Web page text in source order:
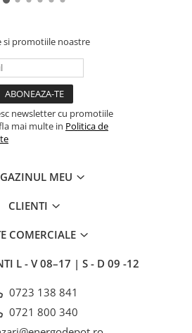
si promotiile noastre
newsletter cu promotiile
mai multe in Politica de
MEU
CLIENTI
COMERCIALE
L - V 08–17 | S - D 09 -12
0723 138 841
0721 800 340